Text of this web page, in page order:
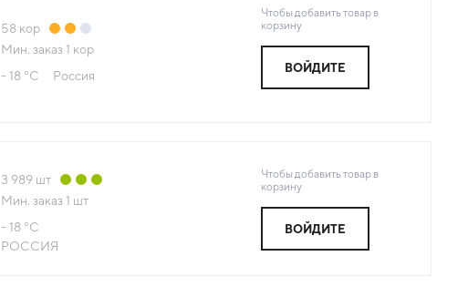
58кор
Мин. заказ 1 кор
- 18 °С
Россия
Чтобы добавить товар в
корзину
ВОЙДИТЕ
3 989шт
Мин. заказ 1 шт
- 18 °С
РОССИЯ
Чтобы добавить товар в
корзину
ВОЙДИТЕ